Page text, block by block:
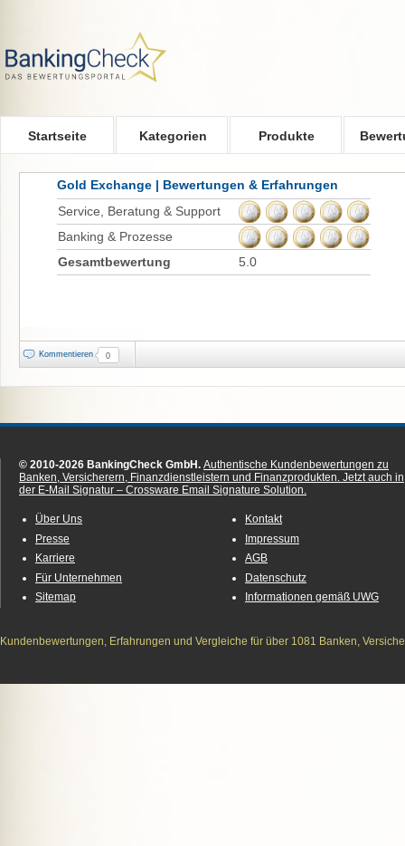
Startseite Kategorien Produkte
Gold Exchange | Bewertungen & Erfahrungen
Service, Beratung & Support
Banking & Prozesse
Gesamtbewertung
5.0
Kommentieren 0
© 2010-2026 BankingCheck GmbH. Authentische Kundenbewertungen zu
Banken, Versicherern, Finanzdienstleistern und Finanzprodukten. Jetzt auch in
der E-Mail Signatur – Crossware Email Signature Solution.
Über Uns
Presse
Karriere
Für Unternehmen
Sitemap
Kontakt
Impressum
AGB
Datenschutz
Informationen gemäß UWG
Kundenbewertungen, Erfahrungen und Vergleiche für über 1081 Banken,